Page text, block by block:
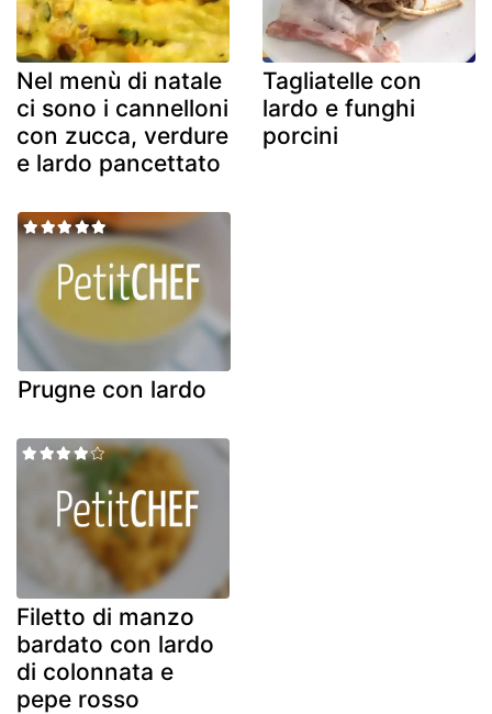
Nel menù di natale
ci sono i cannelloni
con zucca, verdure
e lardo pancettato
Tagliatelle con
lardo e funghi
porcini
Prugne con lardo
Filetto di manzo
bardato con lardo
di colonnata e
pepe rosso